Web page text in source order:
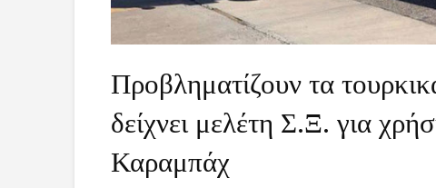
Προβληματίζουν τα
δείχνει μελέτη Σ.Ξ. για
Καραμπάχ